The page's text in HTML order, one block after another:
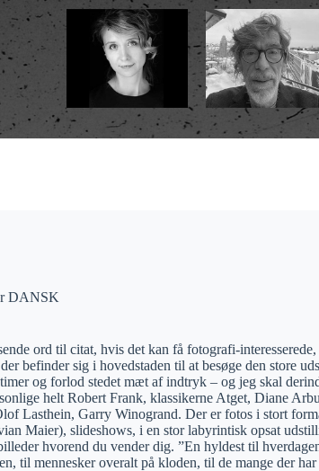
DANSK
ord til citat, hvis det kan få fotografi-interesserede,
befinder sig i hovedstaden til at besøge den store
og forlod stedet mæt af indtryk – og jeg skal
helt Robert Frank, klassikerne Atget, Diane
Lasthein, Garry Winogrand. Der er fotos i stort
Maier), slideshows, i en stor labyrintisk opsat
hvorend du vender dig. ”En hyldest til
til mennesker overalt på kloden, til de mange der har